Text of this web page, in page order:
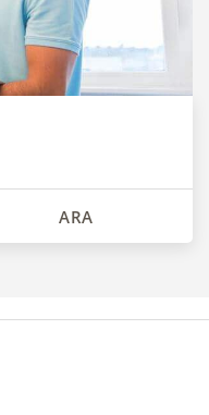
ARA